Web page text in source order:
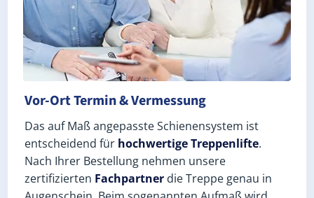
Vor-Ort Termin & Vermessung
Das auf Maß angepasste Schienensystem ist
entscheidend für hochwertige Treppenlifte.
Nach Ihrer Bestellung nehmen unsere
zertifizierten Fachpartner die Treppe genau in